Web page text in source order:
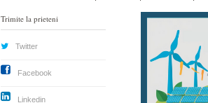
Trimite la prieteni
Twitter
Facebook
Linkedin